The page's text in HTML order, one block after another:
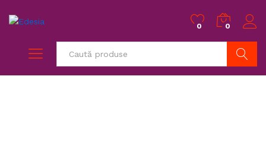
0 0